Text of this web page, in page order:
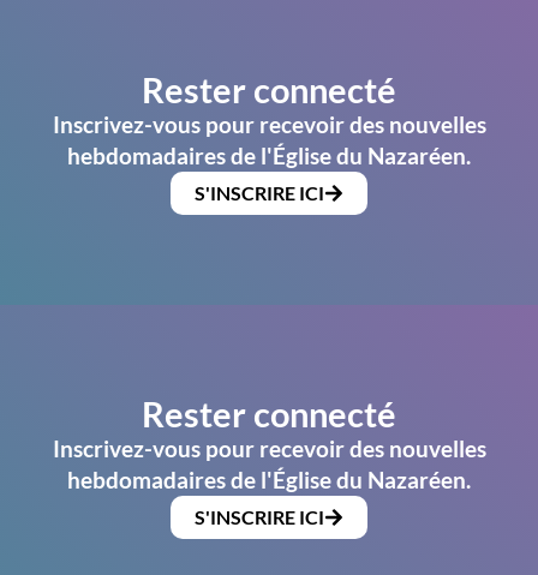
Rester connecté
Inscrivez-vous pour recevoir des nouvelles
hebdomadaires de l'Église du Nazaréen.
S'INSCRIRE ICI
Rester connecté
Inscrivez-vous pour recevoir des nouvelles
hebdomadaires de l'Église du Nazaréen.
S'INSCRIRE ICI